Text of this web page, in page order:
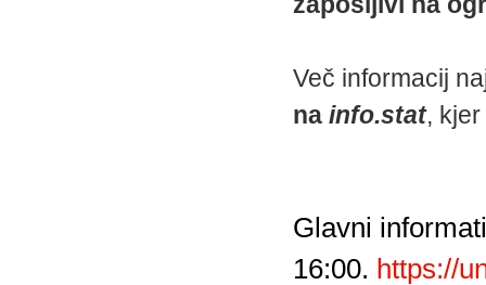
Več informacij
na info.stat,
Glavni
16:00. https://